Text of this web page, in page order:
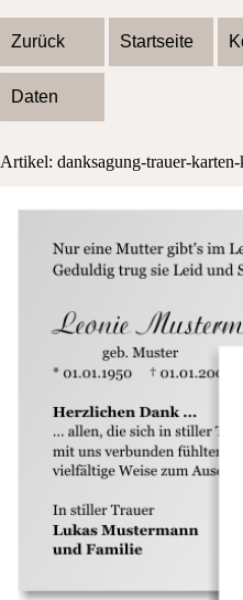
Zurück Startseite
Daten
Artikel: danksagung-trauer-